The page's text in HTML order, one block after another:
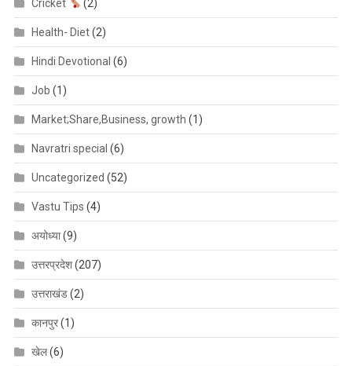
Cricket (2)
Health- Diet(2)
Hindi Devotional (6)
Job (1)
Market;Share,Business, growth (1)
Navratri special (6)
Uncategorized (52)
Vastu Tips (4)
अयोध्या(9)
उत्तरप्रदेश(207)
उत्तराखंड(2)
कानपुर(1)
खेल(6)